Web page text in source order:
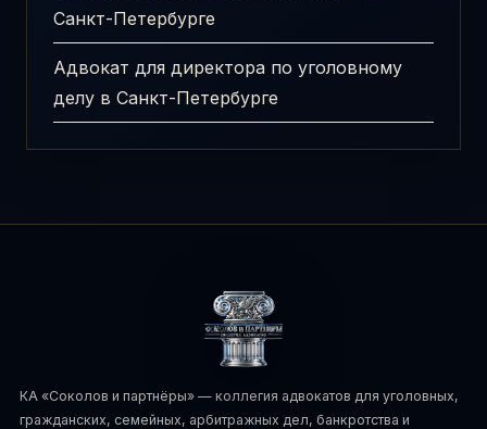
Санкт-Петербурге
Адвокат для директора по уголовному
делу в Санкт-Петербурге
КА «Соколов и партнёры» — коллегия адвокатов для уголовных,
гражданских, семейных, арбитражных дел, банкротства и